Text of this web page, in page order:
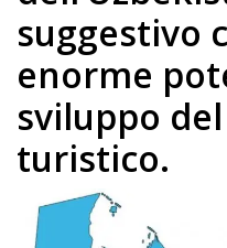
suggestivo
enorme
sviluppo
turistico.